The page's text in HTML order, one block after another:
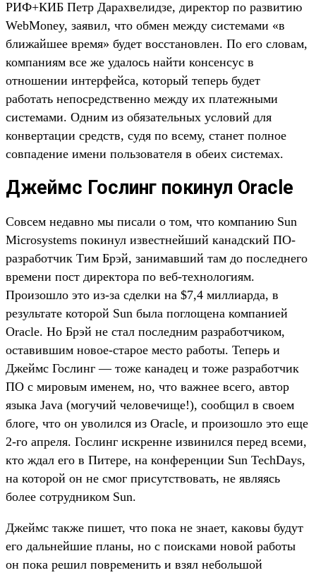
РИФ+КИБ Петр Дарахвелидзе, директор по развитию
WebMoney, заявил, что обмен между системами «в
ближайшее время» будет восстановлен. По его словам,
компаниям все же удалось найти консенсус в
отношении интерфейса, который теперь будет
работать непосредственно между их платежными
системами. Одним из обязательных условий для
конвертации средств, судя по всему, станет полное
совпадение имени пользователя в обеих системах.
Джеймс Гослинг покинул Oracle
Совсем недавно мы писали о том, что компанию Sun
Microsystems покинул известнейший канадский ПО-
разработчик Тим Брэй, занимавший там до последнего
времени пост директора по веб-технологиям.
Произошло это из-за сделки на $7,4 миллиарда, в
результате которой Sun была поглощена компанией
Oracle. Но Брэй не стал последним разработчиком,
оставившим новое-старое место работы. Теперь и
Джеймс Гослинг — тоже канадец и тоже разработчик
ПО с мировым именем, но, что важнее всего, автор
языка Java (могучий человечище!), сообщил в своем
блоге, что он уволился из Oracle, и произошло это еще
2-го апреля. Гослинг искренне извинился перед всеми,
кто ждал его в Питере, на конференции Sun TechDays,
на которой он не смог присутствовать, не являясь
более сотрудником Sun.
Джеймс также пишет, что пока не знает, каковы будут
его дальнейшие планы, но с поисками новой работы
он пока решил повременить и взял небольшой